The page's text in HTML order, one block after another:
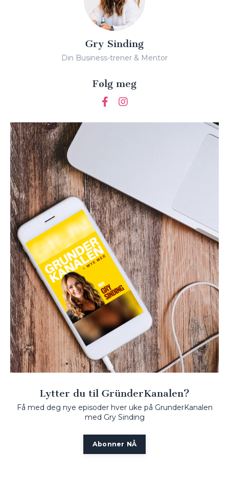
Gry Sinding
Din Business-trener & Mentor
Følg meg
Lytter du til GründerKanalen?
Få med deg nye episoder hver uke på GrunderKanalen
med Gry Sinding
Abonner NÅ